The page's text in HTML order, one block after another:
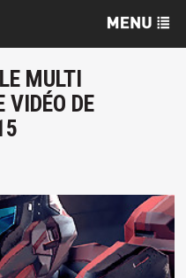
MULTI
VIDÉO DE